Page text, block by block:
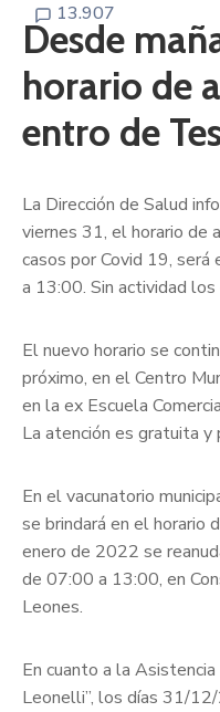
13.907
Desde
horario de
entro de
La Dirección de Salud
viernes 31, el horario de
casos por Covid 19,
a 13:00. Sin actividad
El nuevo horario se
próximo, en el Centro
en la ex Escuela
La atención es gratuita y
En el vacunatorio
se brindará en el horario
enero de 2022 se
de 07:00 a 13:00, en
Leones.
En cuanto a la
Leonelli”, los días 31/